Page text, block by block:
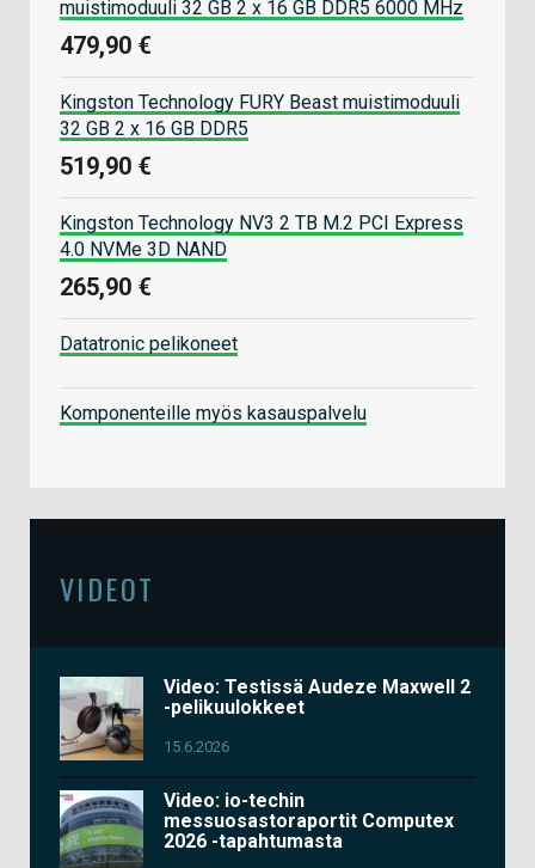
muistimoduuli 32 GB 2 x 16 GB DDR5 6000 MHz
479,90 €
Kingston Technology FURY Beast muistimoduuli
32 GB 2 x 16 GB DDR5
519,90 €
Kingston Technology NV3 2 TB M.2 PCI Express
4.0 NVMe 3D NAND
265,90 €
Datatronic pelikoneet
Komponenteille myös kasauspalvelu
VIDEOT
Video: Testissä Audeze Maxwell 2
-pelikuulokkeet
15.6.2026
Video: io-techin
messuosastoraportit Computex
2026 -tapahtumasta